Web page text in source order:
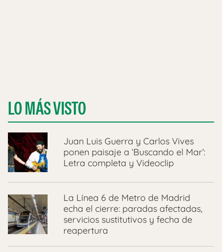
LO MÁS VISTO
Juan Luis Guerra y Carlos Vives
ponen paisaje a ‘Buscando el Mar’:
Letra completa y Videoclip
La Línea 6 de Metro de Madrid
echa el cierre: paradas afectadas,
servicios sustitutivos y fecha de
reapertura